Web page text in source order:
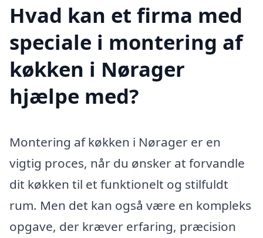
Hvad kan et firma med
speciale i montering af
køkken i Nørager
hjælpe med?
Montering af køkken i Nørager er en
vigtig proces, når du ønsker at forvandle
dit køkken til et funktionelt og stilfuldt
rum. Men det kan også være en kompleks
opgave, der kræver erfaring, præcision